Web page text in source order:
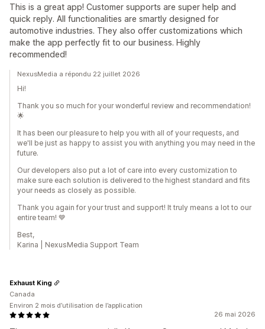
This is a great app! Customer supports are super help and
quick reply. All functionalities are smartly designed for
automotive industries. They also offer customizations which
make the app perfectly fit to our business. Highly
recommended!
NexusMedia a répondu 22 juillet 2026
Hi!
Thank you so much for your wonderful review and recommendation!
🌟
It has been our pleasure to help you with all of your requests, and
we'll be just as happy to assist you with anything you may need in the
future.
Our developers also put a lot of care into every customization to
make sure each solution is delivered to the highest standard and fits
your needs as closely as possible.
Thank you again for your trust and support! It truly means a lot to our
entire team! 💙
Best,
Karina | NexusMedia Support Team
26 mai 2026
Exhaust King
Canada
Environ 2 mois d’utilisation de l’application